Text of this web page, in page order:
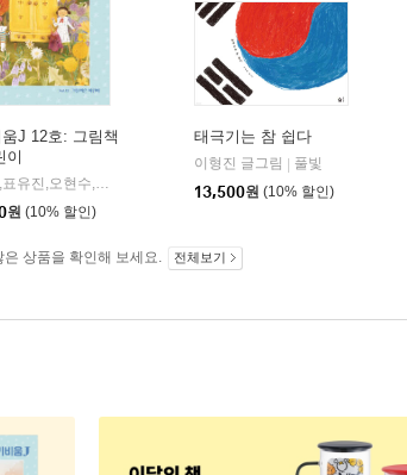
J 12호: 그림책
이
전은주,표유진,오현수,이시내,하예라 저 | 제이포럼
원 (10% 할인)
태극기는 참 쉽다
이형진 글그림
풀빛
13,500원 (10% 할인)
상품을 확인해 보세요. 전체보기